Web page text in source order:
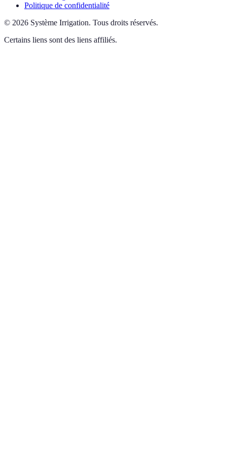
Politique de confidentialité
© 2026 Système Irrigation. Tous droits réservés.
Certains liens sont des liens affiliés.